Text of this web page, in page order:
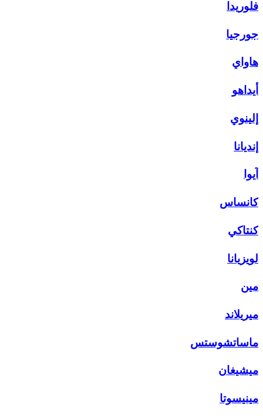
فلوريدا
جورجيا
هاواي
أيداهو
إلينوي
إنديانا
آيوا
كانساس
كنتاكي
لويزيانا
مين
ميريلاند
ماساتشوستس
ميشيغان
مينيسوتا